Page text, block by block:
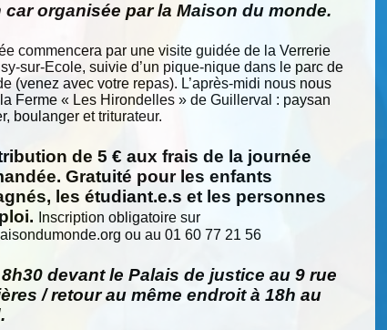
car organisée par la Maison du monde.
commencera par une visite guidée de la Verrerie
sur-Ecole, suivie d’un pique-nique dans le parc de
(venez avec votre repas). L’après-midi nous nous
Ferme « Les Hirondelles » de Guillerval : paysan
boulanger et triturateur.
de 5 € aux frais de la journée
Gratuité pour les enfants
les étudiant.e.s et les personnes
Inscription obligatoire sur
ou au 01 60 77 21 56
devant le Palais de justice au 9 rue
/ retour au même endroit à 18h au